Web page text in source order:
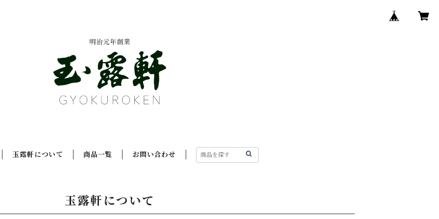
玉露軒について 商品一覧 お問い合わせ
玉露軒について